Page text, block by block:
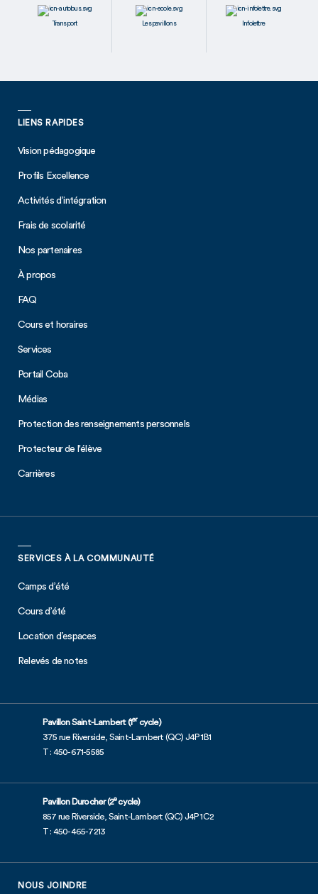
Transport Les pavillons Infolettre
LIENS RAPIDES
Vision pédagogique
Profils Excellence
Activités d’intégration
Frais de scolarité
Nos partenaires
À propos
FAQ
Cours et horaires
Services
Portail Coba
Médias
Protection des renseignements personnels
Protecteur de l'élève
Carrières
SERVICES À LA COMMUNAUTÉ
Camps d’été
Cours d’été
Location d’espaces
Relevés de notes
Pavillon Saint-Lambert (1er cycle)
375 rue Riverside, Saint-Lambert (QC) J4P 1B1
T : 450-671-5585
Pavillon Durocher (2ecycle)
857 rue Riverside, Saint-Lambert (QC) J4P 1C2
T : 450-465-7213
NOUS JOINDRE